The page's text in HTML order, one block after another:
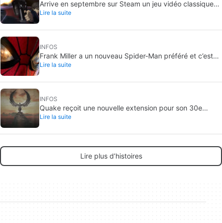
Arrive en septembre sur Steam un jeu vidéo classique
que, jusqu’à présent, on ne pouvait acheter qu’en DVD
Lire la suite
INFOS
Frank Miller a un nouveau Spider-Man préféré et c’est
celui de Brand New Day
Lire la suite
INFOS
Quake reçoit une nouvelle extension pour son 30e
anniversaire
Lire la suite
Lire plus d’histoires